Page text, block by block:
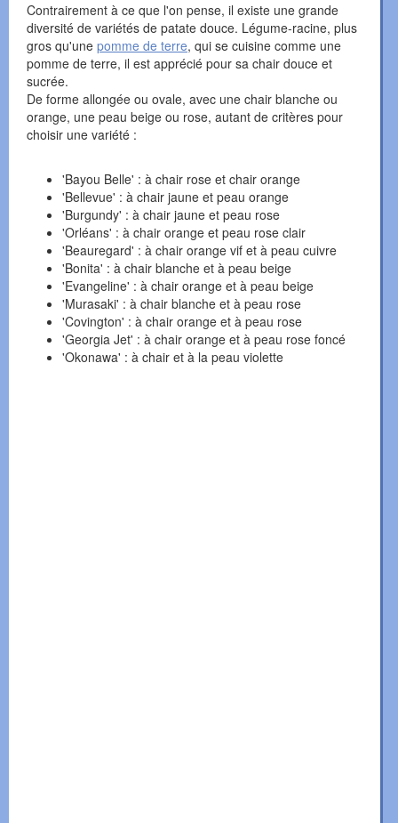
Contrairement à ce que l'on pense, il existe une grande
diversité de variétés de patate douce. Légume-racine, plus
gros qu'une pomme de terre, qui se cuisine comme une
pomme de terre, il est apprécié pour sa chair douce et
sucrée.
De forme allongée ou ovale, avec une chair blanche ou
orange, une peau beige ou rose, autant de critères pour
choisir une variété :
'Bayou Belle' : à chair rose et chair orange
'Bellevue' : à chair jaune et peau orange
'Burgundy' : à chair jaune et peau rose
'Orléans' : à chair orange et peau rose clair
'Beauregard' : à chair orange vif et à peau cuivre
'Bonita' : à chair blanche et à peau beige
'Evangeline' : à chair orange et à peau beige
'Murasaki' : à chair blanche et à peau rose
'Covington' : à chair orange et à peau rose
'Georgia Jet' : à chair orange et à peau rose foncé
'Okonawa' : à chair et à la peau violette